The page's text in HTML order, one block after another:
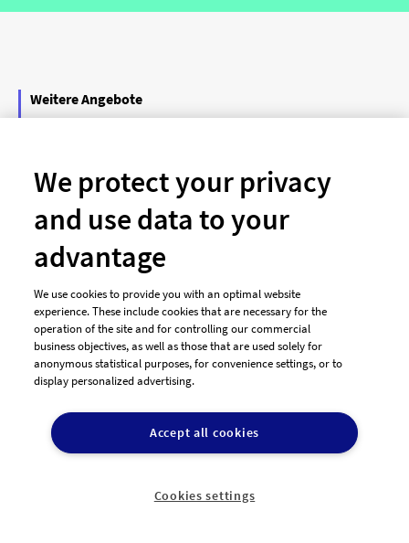
Weitere Angebote
Logo-Beispiele
Flyer-Beispiele
Agentur-Account
Markenanmeldung
Logo-Shop
Designer finden
Grafikdesigner in der Nähe
Über designenlassen.de
We protect your privacy
and use data to your
advantage
We use cookies to provide you with an optimal website
experience. These include cookies that are necessary for the
operation of the site and for controlling our commercial
business objectives, as well as those that are used solely for
anonymous statistical purposes, for convenience settings, or to
display personalized advertising.
Accept all cookies
Cookies settings